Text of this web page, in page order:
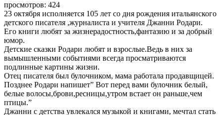
просмотров: 424
23 октября исполняется 105 лет со дня рождения итальянского
детского писателя ,журналиста и учителя Джанни Родари.
Его книги любят за жизнерадостность,фантазию и за добрый
юмор.
Детские сказки Родари любят и взрослые.Ведь в них за
вымышленными событиями всегда просматриваются
подлинные картины жизни.
Отец писателя был булочником, мама работала продавщицей.
Позднее Родари напишет” Вот перед вами булочник белый,
белые волосы,брови,ресницы,утром встает он раньше,чем
птицы.”
Джанни с детства увлекался музыкой и книгами, мечтал стать